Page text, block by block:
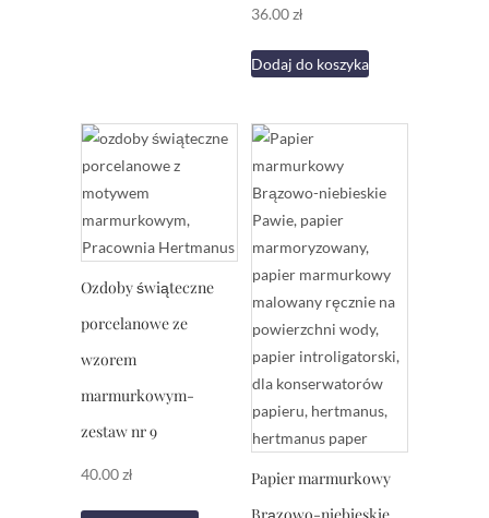
36.00zł
Dodaj do koszyka
Ozdoby świąteczne
porcelanowe ze
wzorem
marmurkowym-
zestaw nr 9
40.00zł
Papier marmurkowy